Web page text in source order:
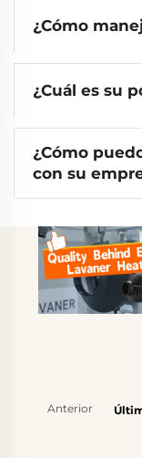
¿Cómo
¿Cuál es su
¿Cómo
con su
Anterior